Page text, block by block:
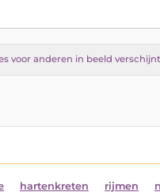
voor anderen in beeld verschijnt
hartenkreten rijmen